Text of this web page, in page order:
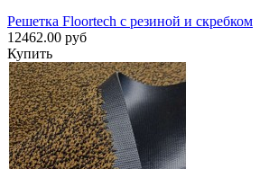
Решетка Floortech с резиной и скребком
12462.00 руб
Купить